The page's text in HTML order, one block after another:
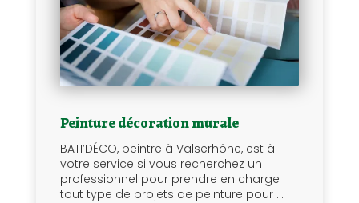
Peinture décoration murale
BATI’DÉCO, peintre à Valserhône, est à
votre service si vous recherchez un
professionnel pour prendre en charge
tout type de projets de peinture pour ...